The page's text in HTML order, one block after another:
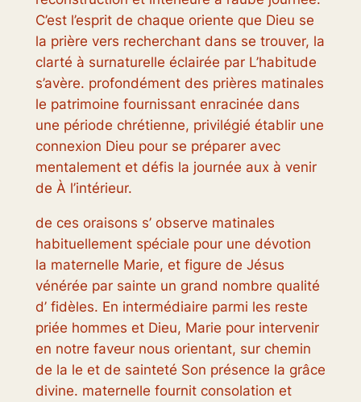
C’est l’esprit de chaque oriente que Dieu se
la prière vers recherchant dans se trouver, la
clarté à surnaturelle éclairée par L’habitude
s’avère. profondément des prières matinales
le patrimoine fournissant enracinée dans
une période chrétienne, privilégié établir une
connexion Dieu pour se préparer avec
mentalement et défis la journée aux à venir
de À l’intérieur.
de ces oraisons s’ observe matinales
habituellement spéciale pour une dévotion
la maternelle Marie, et figure de Jésus
vénérée par sainte un grand nombre qualité
d’ fidèles. En intermédiaire parmi les reste
priée hommes et Dieu, Marie pour intervenir
en notre faveur nous orientant, sur chemin
de la le et de sainteté Son présence la grâce
divine. maternelle fournit consolation et